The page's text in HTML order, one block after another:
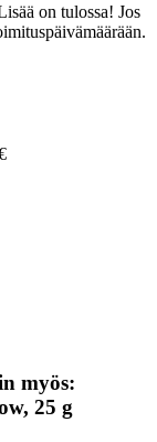
on tulossa! Jos
myös:
25 g